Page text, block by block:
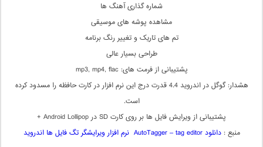
شماره گذاری آهنگ ها
مشاهده پوشه های موسیقی
تم های تاریک و تغییر رنگ برنامه
طراحی بسیار عالی
پشتیبانی از فرمت های: mp3, mp4, flac
هشدار: گوگل در اندروید 4.4 قدرت درج این نرم افزار در کارت حافظه را مسدود کرده
است.
پشتیبانی از ویرایش فایل ها بر روی کارت SD در Android Lollipop +
منبع :دانلود AutoTagger – tag editor نرم افزار ویرایشگر تگ فایل ها اندروید